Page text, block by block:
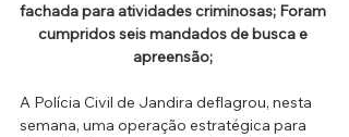
fachada para atividades criminosas; Foram
cumpridos seis mandados de busca e
apreensão;
A Polícia Civil de Jandira deflagrou, nesta
semana, uma operação estratégica para